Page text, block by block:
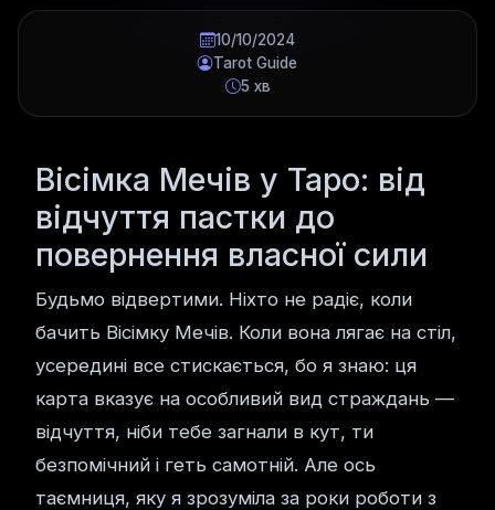
10/10/2024
Tarot Guide
5 хв
Вісімка Мечів у Таро: від
відчуття пастки до
повернення власної сили
Будьмо відвертими. Ніхто не радіє, коли
бачить Вісімку Мечів. Коли вона лягає на стіл,
усередині все стискається, бо я знаю: ця
карта вказує на особливий вид страждань —
відчуття, ніби тебе загнали в кут, ти
безпомічний і геть самотній. Але ось
таємниця, яку я зрозуміла за роки роботи з